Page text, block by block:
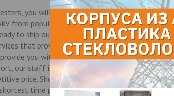
you will have access to all types of
from popular manufacturers. Our warehouse
to ship out to you the same day you place
that provides NIST-traceable certification
you with a personal level of service that
our staff is only outdone by their high level
price. Should you ever have a problem
time possible.